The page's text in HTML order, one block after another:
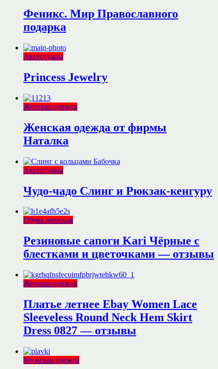
Феникс. Мир Православного
подарка
Аксессуары
Princess Jewelry
Женская одежда
Женская одежда от фирмы
Наталка
Аксессуары
Чудо-чадо Слинг и Рюкзак-кенгуру
Обувь женская
Резиновые сапоги Kari Чёрные с
блестками и цветочками — отзывы
Женская одежда
Платье летнее Ebay Women Lace
Sleeveless Round Neck Hem Skirt
Dress 0827 — отзывы
Мужская одежда